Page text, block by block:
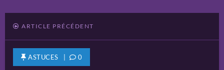
ARTICLE PRÉCÉDENT
ASTUCES | 0